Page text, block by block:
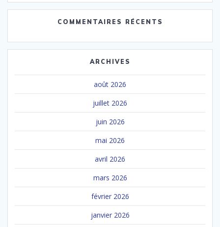
COMMENTAIRES RÉCENTS
ARCHIVES
août 2026
juillet 2026
juin 2026
mai 2026
avril 2026
mars 2026
février 2026
janvier 2026